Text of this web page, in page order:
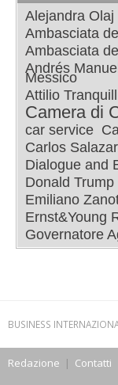
Alejandra Olaj
Ambasciata
Ambasciata
Andrés
Messico
Attilio
Camera di
car service
Carlos
Dialogue and
Donald Trump
Emiliano
Ernst&Young
Governatore
BUSINESS
Redazione | Contatti